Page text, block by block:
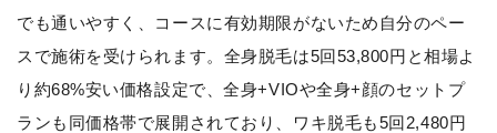
でも通いやすく、コースに有効期限がないため自分のペー
スで施術を受けられます。全身脱毛は5回53,800円と相場よ
り約68%安い価格設定で、全身+VIOや全身+顔のセットプ
ランも同価格帯で展開されており、ワキ脱毛も5回2,480円